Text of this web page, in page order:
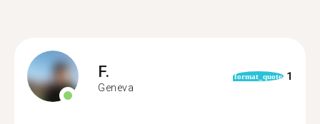
F.
Geneva
format_quote 1